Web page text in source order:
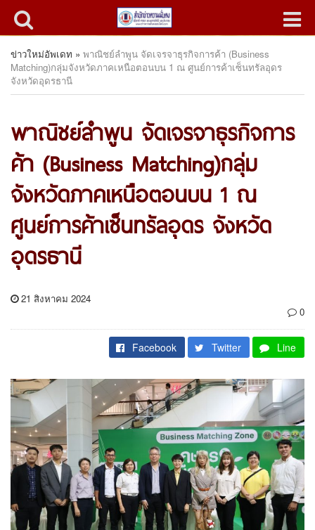
ข่าวใหม่อัพเดท » พาณิชย์ลำพูน จัดเจรจาธุรกิจการค้า (Business
Matching)กลุ่มจังหวัดภาคเหนือตอนบน 1 ณ ศูนย์การค้าเซ็นทรัลอุดร
จังหวัดอุดรธานี
พาณิชย์ลำพูน จัดเจรจาธุรกิจการ
ค้า (Business Matching)กลุ่ม
จังหวัดภาคเหนือตอนบน 1 ณ
ศูนย์การค้าเซ็นทรัลอุดร จังหวัด
อุดรธานี
21 สิงหาคม 2024
0
Facebook Twitter Line